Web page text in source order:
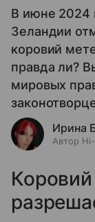
В июне 2024
Зеландии
коровий
правда ли?
мировых
Ирина
Автор